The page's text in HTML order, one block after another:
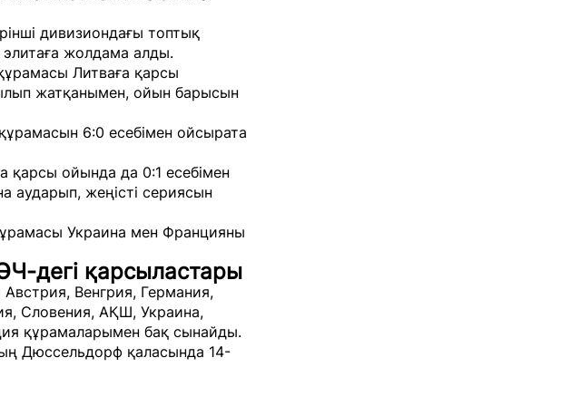
дивизиондағы топтық
элитаға жолдама алды.
Литваға қарсы
жатқанымен, ойын барысын
6:0 есебімен ойсырата
қарсы ойында да 0:1 есебімен
аударып, жеңісті сериясын
Украина мен Францияны
дегі қарсыластары
Венгрия, Германия,
Словения, АҚШ, Украина,
құрамаларымен бақ сынайды.
Дюссельдорф қаласында 14-